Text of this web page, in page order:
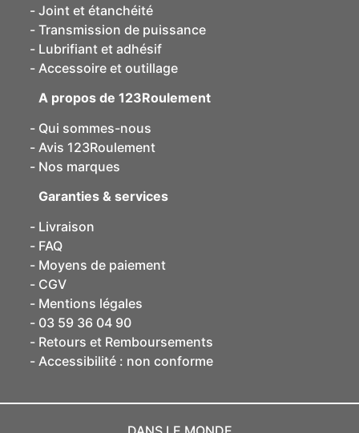
Joint et étanchéité
Transmission de puissance
Lubrifiant et adhésif
Accessoire et outillage
A propos de 123Roulement
Qui sommes-nous
Avis 123Roulement
Nos marques
Garanties & services
Livraison
FAQ
Moyens de paiement
CGV
Mentions légales
03 59 36 04 90
Retours et Remboursements
Accessibilité : non conforme